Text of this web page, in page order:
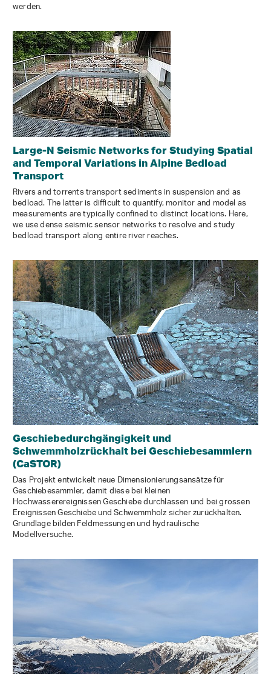
werden.
Large-N Seismic Networks for Studying Spatial
and Temporal Variations in Alpine Bedload
Transport
Rivers and torrents transport sediments in suspension and as
bedload. The latter is difficult to quantify, monitor and model as
measurements are typically confined to distinct locations. Here,
we use dense seismic sensor networks to resolve and study
bedload transport along entire river reaches.
Geschiebedurchgängigkeit und
Schwemmholzrückhalt bei Geschiebesammlern
(CaSTOR)
Das Projekt entwickelt neue Dimensionierungsansätze für
Geschiebesammler, damit diese bei kleinen
Hochwasserereignissen Geschiebe durchlassen und bei grossen
Ereignissen Geschiebe und Schwemmholz sicher zurückhalten.
Grundlage bilden Feldmessungen und hydraulische
Modellversuche.